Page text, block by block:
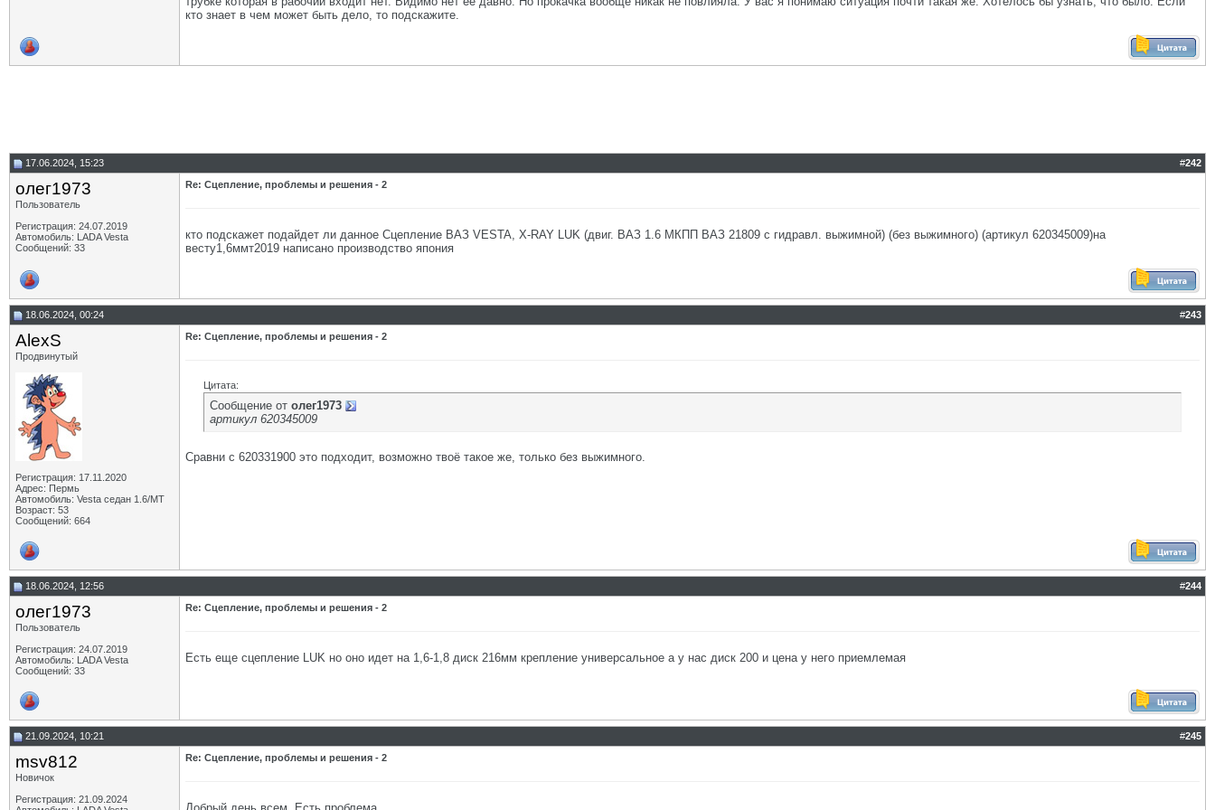
кто знает в чем может быть дело, то подскажите.
17.06.2024, 15:23 #242
олег1973
Пользователь
Регистрация: 24.07.2019
Автомобиль: LADA Vesta
Сообщений: 33
Re: Сцепление, проблемы и решения - 2
кто подскажет подайдет ли данное Сцепление ВАЗ VESTA, X-RAY LUK (двиг. ВАЗ 1.6 МКПП ВАЗ 21809 с гидравл. выжимной) (без выжимного) (артикул 620345009)на
весту1,6ммт2019 написано производство япония
18.06.2024, 00:24 #243
AlexS
Продвинутый
Регистрация: 17.11.2020
Адрес: Пермь
Автомобиль: Vesta седан 1.6/МТ
Возраст: 53
Сообщений: 664
Re: Сцепление, проблемы и решения - 2
Цитата:
Сообщение от олег1973
артикул 620345009
Сравни с 620331900 это подходит, возможно твоё такое же, только без выжимного.
18.06.2024, 12:56 #244
олег1973
Пользователь
Регистрация: 24.07.2019
Автомобиль: LADA Vesta
Сообщений: 33
Re: Сцепление, проблемы и решения - 2
Есть еще сцепление LUK но оно идет на 1,6-1,8 диск 216мм крепление универсальное а у нас диск 200 и цена у него приемлемая
21.09.2024, 10:21 #245
msv812
Новичок
Регистрация: 21.09.2024
Re: Сцепление, проблемы и решения - 2